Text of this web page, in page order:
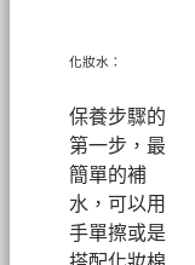
化妝水：
保養步驟的
第一步，最
簡單的補
水，可以用
手單擦或是